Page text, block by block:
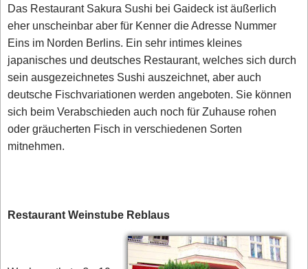
Das Restaurant Sakura Sushi bei Gaideck ist äußerlich
eher unscheinbar aber für Kenner die Adresse Nummer
Eins im Norden Berlins. Ein sehr intimes kleines
japanisches und deutsches Restaurant, welches sich durch
sein ausgezeichnetes Sushi auszeichnet, aber auch
deutsche Fischvariationen werden angeboten. Sie können
sich beim Verabschieden auch noch für Zuhause rohen
oder gräucherten Fisch in verschiedenen Sorten
mitnehmen.
Restaurant Weinstube Reblaus